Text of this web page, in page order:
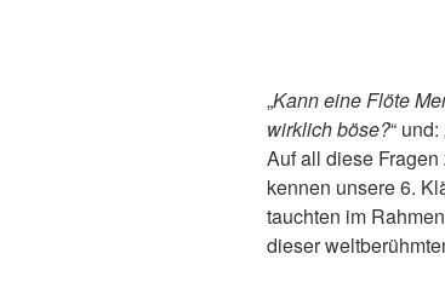
„Kann eine Flöte
wirklich böse?“ und:
Auf all diese Fragen
kennen unsere 6.
tauchten im
dieser